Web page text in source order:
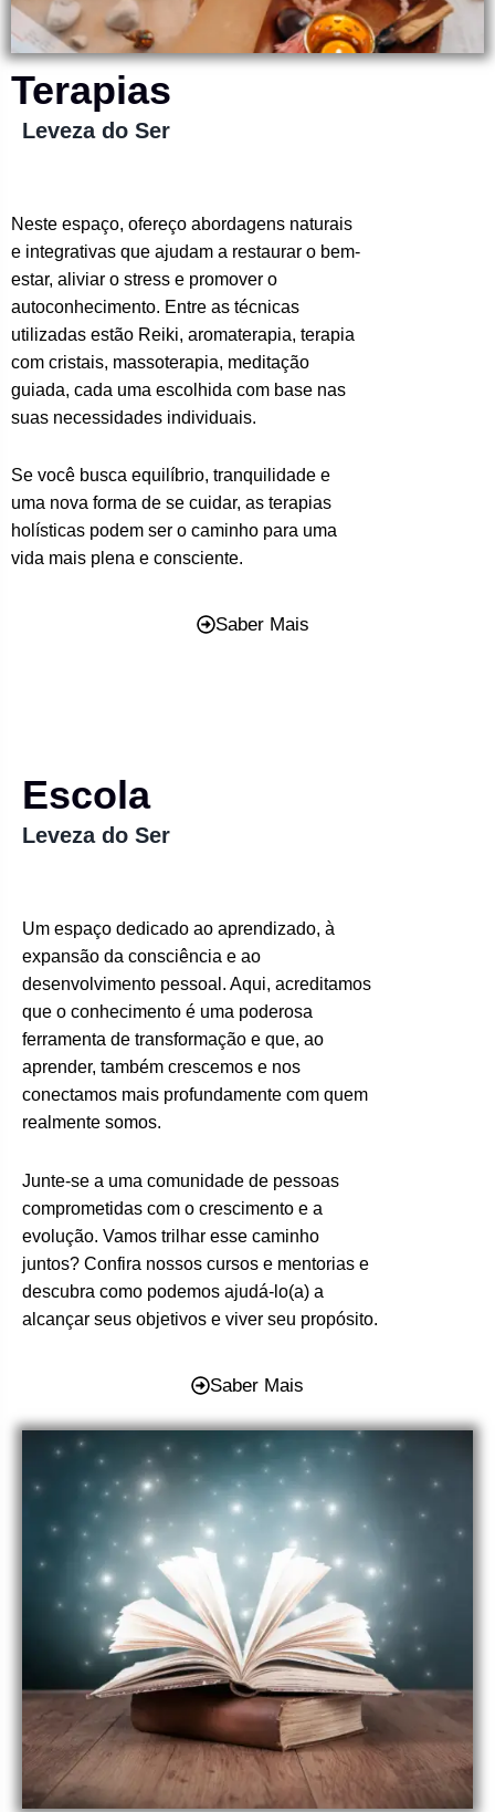
Terapias
Leveza do Ser
Neste espaço, ofereço abordagens naturais
e integrativas que ajudam a restaurar o bem-
estar, aliviar o stress e promover o
autoconhecimento. Entre as técnicas
utilizadas estão Reiki, aromaterapia, terapia
com cristais, massoterapia, meditação
guiada, cada uma escolhida com base nas
suas necessidades individuais.
Se você busca equilíbrio, tranquilidade e
uma nova forma de se cuidar, as terapias
holísticas podem ser o caminho para uma
vida mais plena e consciente.
Saber Mais
Escola
Leveza do Ser
Um espaço dedicado ao aprendizado, à
expansão da consciência e ao
desenvolvimento pessoal. Aqui, acreditamos
que o conhecimento é uma poderosa
ferramenta de transformação e que, ao
aprender, também crescemos e nos
conectamos mais profundamente com quem
realmente somos.
Junte-se a uma comunidade de pessoas
comprometidas com o crescimento e a
evolução. Vamos trilhar esse caminho
juntos? Confira nossos cursos e mentorias e
descubra como podemos ajudá-lo(a) a
alcançar seus objetivos e viver seu propósito.
Saber Mais